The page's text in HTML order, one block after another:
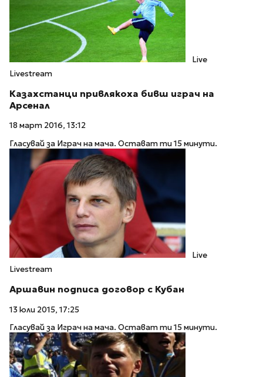
Live
Livestream
Казахстанци привлякоха бивш играч на
Арсенал
18 март 2016, 13:12
Гласувай за Играч на мача. Остават ти 15 минути.
Live
Livestream
Аршавин подписа договор с Кубан
13 юли 2015, 17:25
Гласувай за Играч на мача. Остават ти 15 минути.